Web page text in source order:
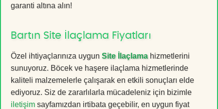
garanti altına alın!
Bartın Site İlaçlama Fiyatları
Özel ihtiyaçlarınıza uygun Site İlaçlamahizmetlerini
sunuyoruz. Böcek ve haşere ilaçlama hizmetlerinde
kaliteli malzemelerle çalışarak en etkili sonuçları elde
ediyoruz. Siz de zararlılarla mücadeleniz için bizimle
iletişim sayfamızdan irtibata geçebilir, en uygun fiyat